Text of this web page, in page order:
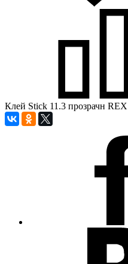
Клей Stick 11.3 прозрачн REX